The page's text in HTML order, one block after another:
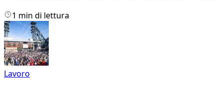
1 min di lettura
Lavoro